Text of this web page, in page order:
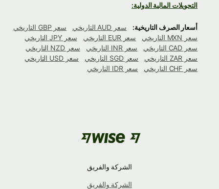
التحويلات المالية الدولية:
أسعار الصرف التاريخية: سعر AUD التاريخي
سعر GBP التاريخي
سعر MXN التاريخي
سعر EUR التاريخي
سعر JPY التاريخي
سعر CAD التاريخي
سعر INR التاريخي
سعر NZD التاريخي
سعر ZAR التاريخي
سعر SGD التاريخي
سعر USD التاريخي
سعر CHF التاريخي
سعر IDR التاريخي
الشركة والفريق
الشركة والفريق